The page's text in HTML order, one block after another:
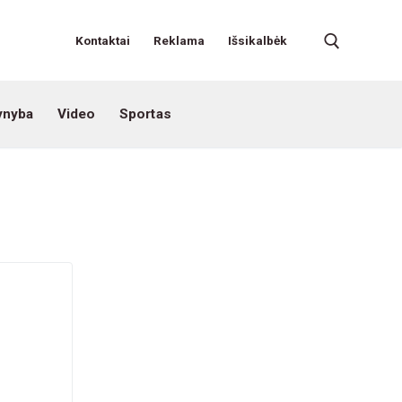
Kontaktai Reklama Išsikalbėk
Video Sportas